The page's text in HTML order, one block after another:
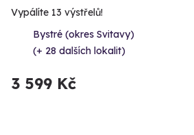
Vypálíte 13 výstřelů!
Bystré (okres Svitavy)
(+ 28 dalších lokalit)
3 599 Kč